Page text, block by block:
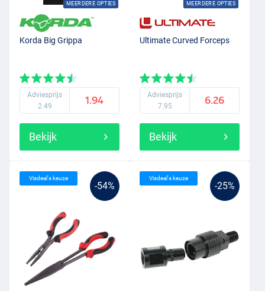
MEERDERE OPTIES
Korda Big Grippa
Adviesprijs
2.49
1.94
Bekijk
MEERDERE OPTIES
Ultimate Curved Forceps
Adviesprijs
7.95
6.26
Bekijk
-54%
Visdeal's keuze
-25%
Visdeal's keuze